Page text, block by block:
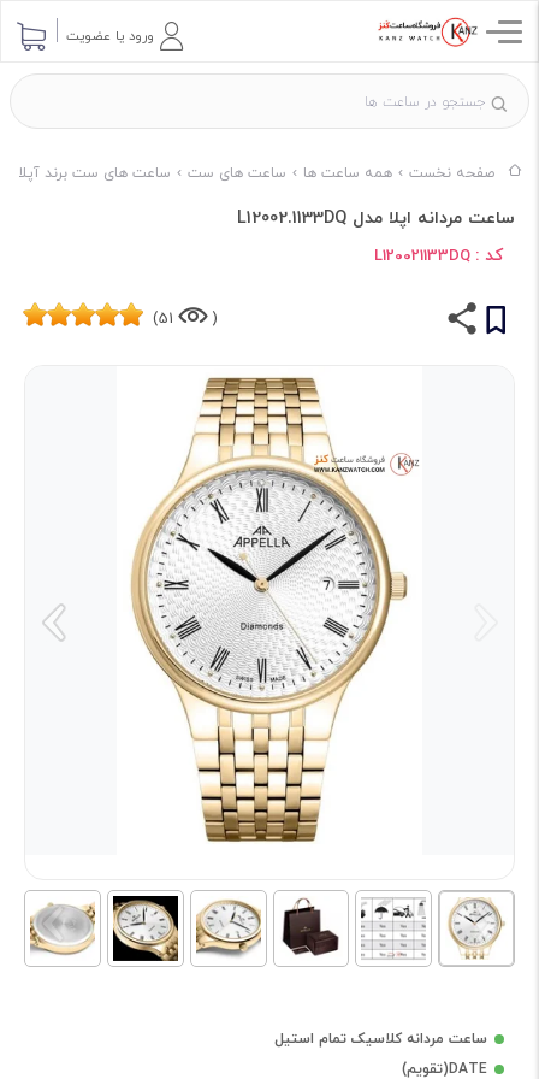
ورود یا عضویت
صفحه نخست همه ساعت ها ساعت های ست ساعت های ست برند آپلا
ساعت مردانه اپلا مدل L12002.1133DQ
کد : L120021133DQ
(
51)
ساعت مردانه کلاسیک تمام استیل
DATE(تقویم)